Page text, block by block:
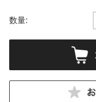
数量: